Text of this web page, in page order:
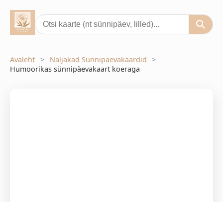
Avaleht
Naljakad Sünnipäevakaardid
Humoorikas sünnipäevakaart koeraga